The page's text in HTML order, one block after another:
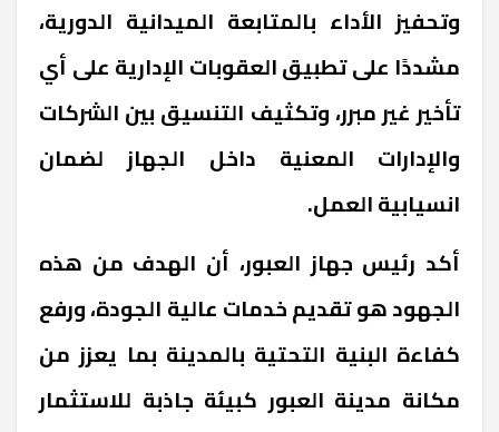
وتحفيز الأداء بالمتابعة الميدانية الدورية،
مشددًا على تطبيق العقوبات الإدارية على أي
تأخير غير مبرر، وتكثيف التنسيق بين الشركات
والإدارات المعنية داخل الجهاز لضمان
انسيابية العمل.
أكد رئيس جهاز العبور، أن الهدف من هذه
الجهود هو تقديم خدمات عالية الجودة، ورفع
كفاءة البنية التحتية بالمدينة بما يعزز من
مكانة مدينة العبور كبيئة جاذبة للاستثمار